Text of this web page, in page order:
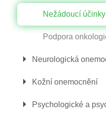
Nežádoucí
Podpora
Neurologická
Kožní onemocnění
Psychologické a